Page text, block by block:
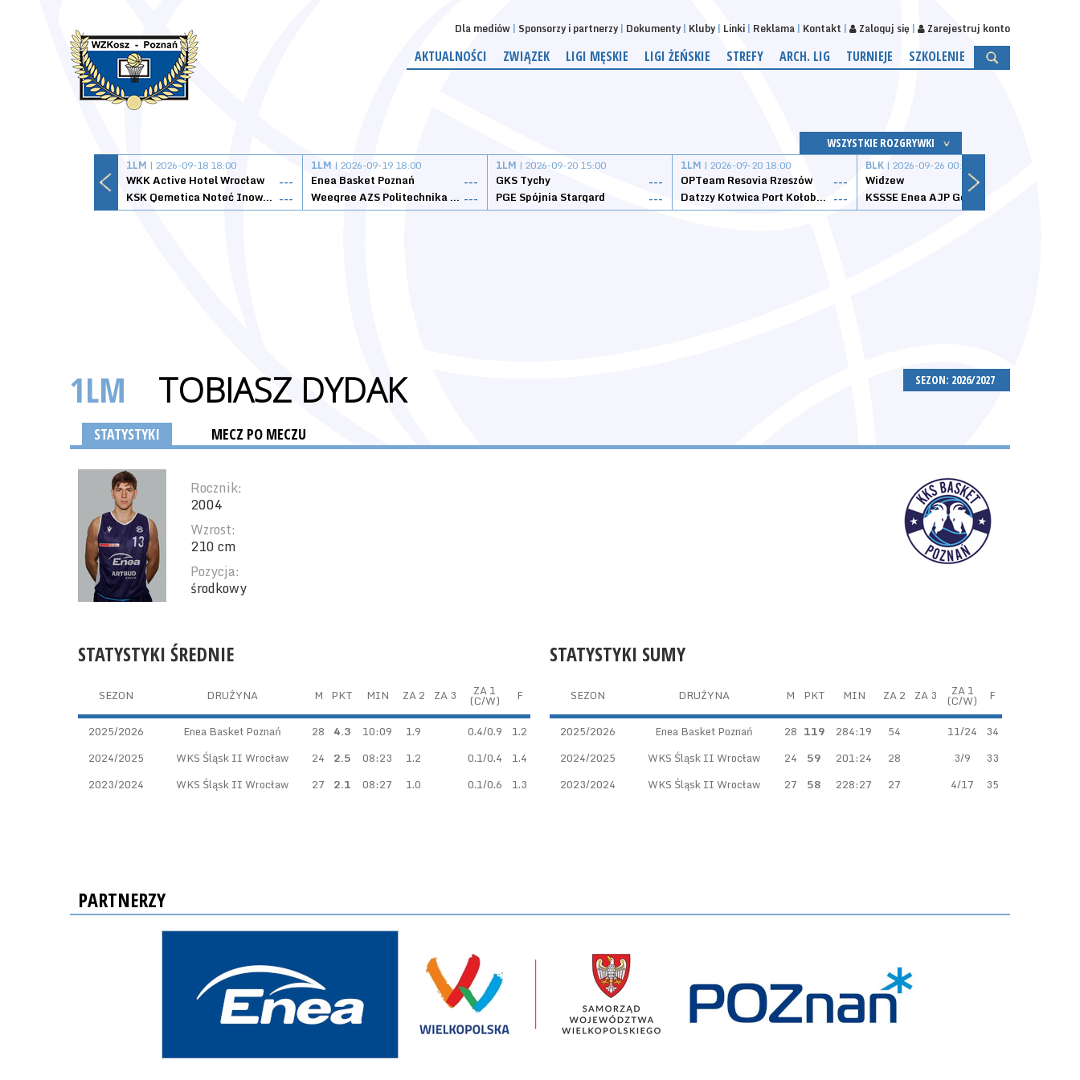
Dla mediów Sponsorzy i partnerzy Dokumenty Kluby Linki Reklama Kontakt Zaloguj się Zarejestruj konto
AKTUALNOŚCI ZWIĄZEK LIGI MĘSKIE LIGI ŻEŃSKIE STREFY ARCH. LIG TURNIEJE SZKOLENIE
WSZYSTKIE ROZGRYWKI
1LM | 2026-09-18 18:00
WKK Active Hotel Wrocław
---
KSK Qemetica Noteć Inowrocław ---
1LM | 2026-09-19 18:00
Enea Basket Poznań
---
Weegree AZS Politechnika Opolska ---
1LM | 2026-09-20 15:00
GKS Tychy
---
PGE Spójnia Stargard
---
1LM | 2026-09-20 18:00
OPTeam Resovia Rzeszów
---
Datzzy Kotwica Port Kołobrzeg ---
BLK | 2026-09-26 00:00
Widzew
SEZON: 2026/2027
1LM TOBIASZ DYDAK
STATYSTYKI MECZ PO MECZU
Rocznik:
2004
Wzrost:
210 cm
Pozycja:
środkowy
STATYSTYKI SUMY
SEZON DRUŻYNA M PKT MIN ZA 2 ZA 3 ZA 1
(C/W) F
2025/2026 Enea Basket Poznań 28 119 284:19 54 11/24 34
2024/2025
WKS Śląsk II Wrocław 24 59 201:24 28 3/9
33
2023/2024
WKS Śląsk II Wrocław 27 58 228:27 27 4/17 35
STATYSTYKI ŚREDNIE
SEZON DRUŻYNA M PKT MIN ZA 2 ZA 3 ZA 1
(C/W) F
2025/2026 Enea Basket Poznań 28 4.3 10:09 1.9 0.4/0.9
1.2
2024/2025
WKS Śląsk II Wrocław 24 2.5 08:23 1.2 0.1/0.4
1.4
2023/2024
WKS Śląsk II Wrocław 27 2.1 08:27 1.0 0.1/0.6 1.3
PARTNERZY